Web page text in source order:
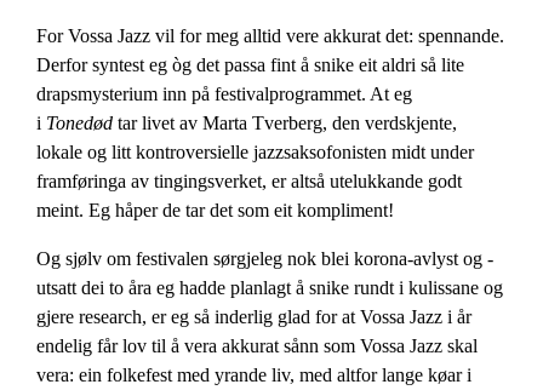
For Vossa Jazz vil for meg alltid vere akkurat det: spennande.
Derfor syntest eg òg det passa fint å snike eit aldri så lite
drapsmysterium inn på festivalprogrammet. At eg
i Tonedød tar livet av Marta Tverberg, den verdskjente,
lokale og litt kontroversielle jazzsaksofonisten midt under
framføringa av tingingsverket, er altså utelukkande godt
meint. Eg håper de tar det som eit kompliment!
Og sjølv om festivalen sørgjeleg nok blei korona-avlyst og -
utsatt dei to åra eg hadde planlagt å snike rundt i kulissane og
gjere research, er eg så inderlig glad for at Vossa Jazz i år
endelig får lov til å vera akkurat sånn som Vossa Jazz skal
vera: ein folkefest med yrande liv, med altfor lange køar i